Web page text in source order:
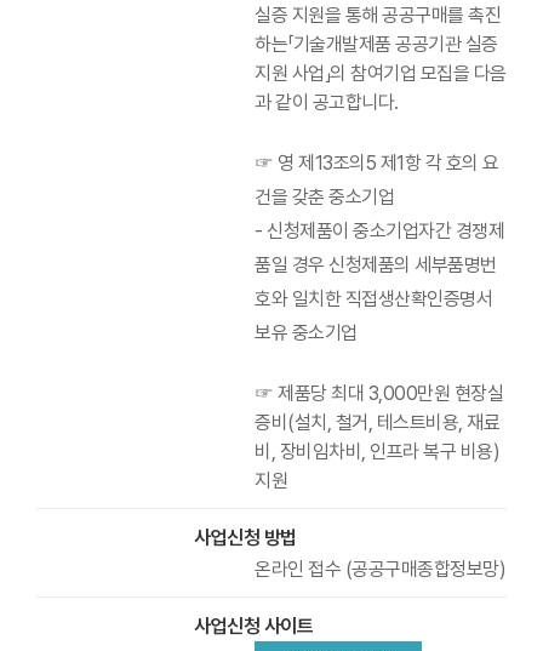
실증 지원을 통해 공공구매를 촉진
하는「기술개발제품 공공기관 실증
지원 사업」의 참여기업 모집을 다음
과 같이 공고합니다.
☞ 영 제13조의5 제1항 각 호의 요
건을 갖춘 중소기업
- 신청제품이 중소기업자간 경쟁제
품일 경우 신청제품의 세부품명번
호와 일치한 직접생산확인증명서
보유 중소기업
☞ 제품당 최대 3,000만원 현장실
증비(설치, 철거, 테스트비용, 재료
비, 장비임차비, 인프라 복구 비용)
지원
사업신청 방법
온라인 접수 (공공구매종합정보망)
사업신청 사이트